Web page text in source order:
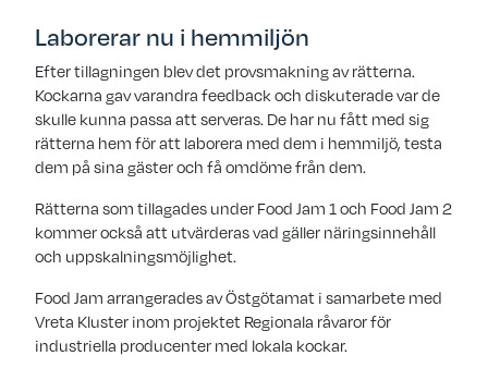
Laborerar nu i hemmiljön
Efter tillagningen blev det provsmakning av rätterna.
Kockarna gav varandra feedback och diskuterade var de
skulle kunna passa att serveras. De har nu fått med sig
rätterna hem för att laborera med dem i hemmiljö, testa
dem på sina gäster och få omdöme från dem.
Rätterna som tillagades under Food Jam 1 och Food Jam 2
kommer också att utvärderas vad gäller näringsinnehåll
och uppskalningsmöjlighet.
Food Jam arrangerades av Östgötamat i samarbete med
Vreta Kluster inom projektet Regionala råvaror för
industriella producenter med lokala kockar.